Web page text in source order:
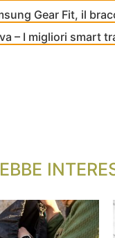
Gear Fit, il
– I migliori smart